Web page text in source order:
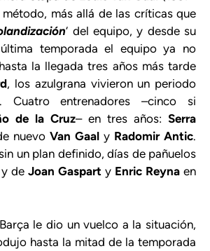
más allá de las críticas que
‘ del equipo, y desde su
temporada el equipo ya no
la llegada tres años más tarde
, los azulgrana vivieron un periodo
Cuatro entrenadores –cinco si
de la Cruz– en tres años: Serra
nuevo Van Gaal y Radomir Antic.
un plan definido, días de pañuelos
y de Joan Gaspart y Enric Reyna en
le dio un vuelco a la situación,
hasta la mitad de la temporada